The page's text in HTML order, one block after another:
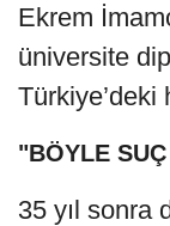
Ekrem
üniversite
"BÖYLE
35 yıl sonra